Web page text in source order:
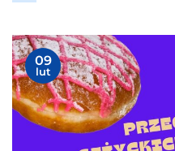
09
lut